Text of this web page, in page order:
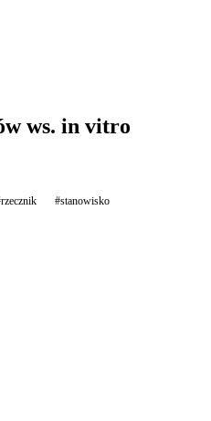
ws. in vitro
#stanowisko